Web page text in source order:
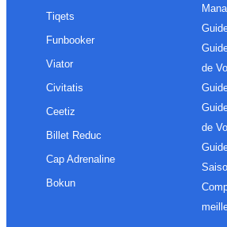
Tiqets
Funbooker
Viator
Civitatis
Ceetiz
Billet Reduc
Cap Adrenaline
Bokun
de
de